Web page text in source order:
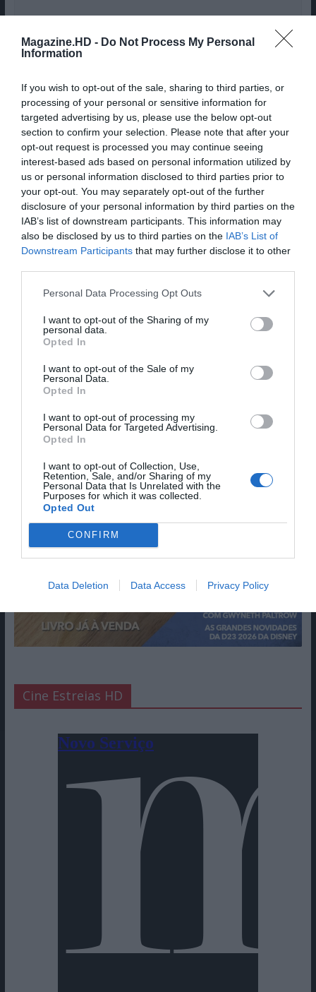
Magazine.HD - Do Not Process My Personal
Information
If you wish to opt-out of the sale, sharing to third parties, or
processing of your personal or sensitive information for
targeted advertising by us, please use the below opt-out
section to confirm your selection. Please note that after your
opt-out request is processed you may continue seeing
interest-based ads based on personal information utilized by
us or personal information disclosed to third parties prior to
your opt-out. You may separately opt-out of the further
disclosure of your personal information by third parties on the
IAB’s list of downstream participants. This information may
also be disclosed by us to third parties on the IAB’s List of
Downstream Participants that may further disclose it to other
Personal Data Processing Opt Outs
I want to opt-out of the Sharing of my
personal data.
Opted In
I want to opt-out of the Sale of my
Personal Data.
Opted In
I want to opt-out of processing my
Personal Data for Targeted Advertising.
Opted In
I want to opt-out of Collection, Use,
Retention, Sale, and/or Sharing of my
Personal Data that Is Unrelated with the
Purposes for which it was collected.
Opted Out
CONFIRM
Data Deletion Data Access Privacy Policy
Email
Guardar o meu nome, email e site neste navegador
para a próxima vez que eu comentar.
Sim, adicione-me à mailing list da Newsletter MHD
Cine Estreias HD